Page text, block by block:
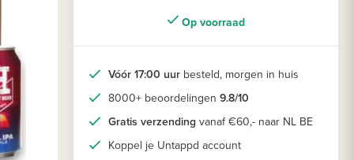
Op voorraad
Vóór 17:00 uur besteld, morgen in huis
8000+ beoordelingen 9.8/10
Gratis verzending vanaf €60,- naar NL BE
Koppel je Untappd account